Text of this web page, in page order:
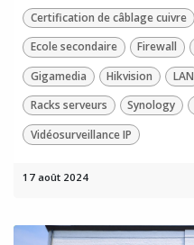
Certification de câblage cuivre
Ecole secondaire
Firewall
Gigamedia
Hikvision LAN
Racks serveurs
Synology
Vidéosurveillance IP
17 août 2024